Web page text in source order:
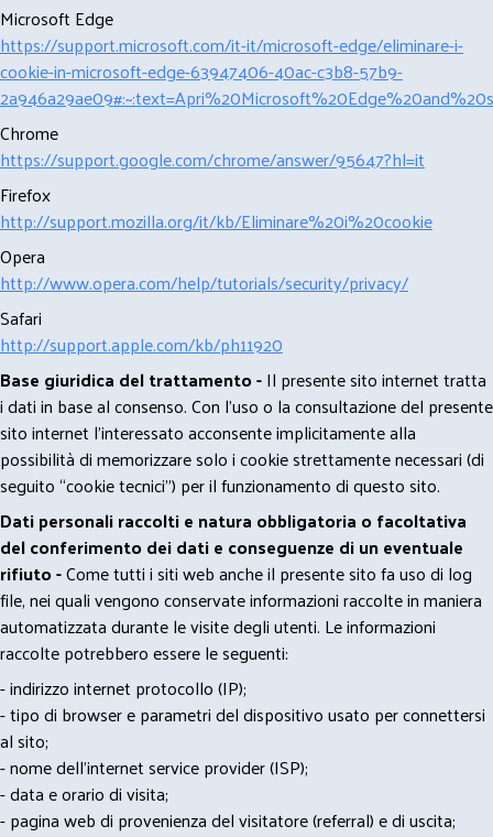
Microsoft Edge
https://support.microsoft.com/it-it/microsoft-edge/eliminare-i-
cookie-in-microsoft-edge-63947406-40ac-c3b8-57b9-
Chrome
https://support.google.com/chrome/answer/95647?hl=it
Firefox
http://support.mozilla.org/it/kb/Eliminare%20i%20cookie
Opera
http://www.opera.com/help/tutorials/security/privacy/
Safari
http://support.apple.com/kb/ph11920
Base giuridica del trattamento -Il presente sito internet tratta
i dati in base al consenso. Con l'uso o la consultazione del presente
sito internet l’interessato acconsente implicitamente alla
possibilità di memorizzare solo i cookie strettamente necessari (di
seguito “cookie tecnici”) per il funzionamento di questo sito.
Dati personali raccolti e natura obbligatoria o facoltativa
del conferimento dei dati e conseguenze di un eventuale
rifiuto -Come tutti i siti web anche il presente sito fa uso di log
file, nei quali vengono conservate informazioni raccolte in maniera
automatizzata durante le visite degli utenti. Le informazioni
raccolte potrebbero essere le seguenti:
- indirizzo internet protocollo (IP);
- tipo di browser e parametri del dispositivo usato per connettersi
al sito;
- nome dell'internet service provider (ISP);
- data e orario di visita;
- pagina web di provenienza del visitatore (referral) e di uscita;